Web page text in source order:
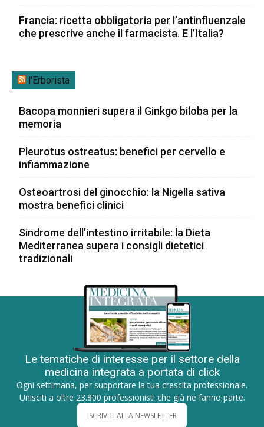
Francia: ricetta obbligatoria per l’antinfluenzale
che prescrive anche il farmacista. E l’Italia?
l’Erborista
Bacopa monnieri supera il Ginkgo biloba per la
memoria
Pleurotus ostreatus: benefici per cervello e
infiammazione
Osteoartrosi del ginocchio: la Nigella sativa
mostra benefici clinici
Sindrome dell’intestino irritabile: la Dieta
Mediterranea supera i consigli dietetici
tradizionali
Le tematiche di interesse per il settore della
medicina integrata a portata di click
Ogni settimana, per supportare la tua crescita professionale.
Unisciti a oltre 23.800 professionisti che già ne fanno parte.
ISCRIVITI ALLA NEWSLETTER